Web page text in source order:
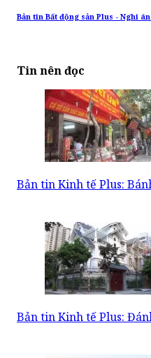
Bản tin Bất động sản Plus - Nghi
Tin nên đọc
Bản tin Kinh tế Plus:
Bản tin Kinh tế Plus: